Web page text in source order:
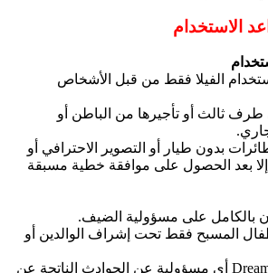
الاستخدام
الفيلا فقط من قبل الأشخاص
طرف ثالث أو تأجيرها من الباطن أو
بدون طيار أو التصوير الاحترافي أو
إلا بعد الحصول على موافقة خطية مسبقة
بالكامل على مسؤولية الضيف.
المسبح فقط تحت إشراف الوالدين أو
▸ لا تتحمل Dream of Holiday أي مسؤولية عن الحوادث الناتجة عن